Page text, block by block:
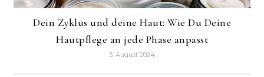
Dein Zyklus und deine Haut: Wie Du Deine
Hautpflege an jede Phase anpasst
3. August 2024